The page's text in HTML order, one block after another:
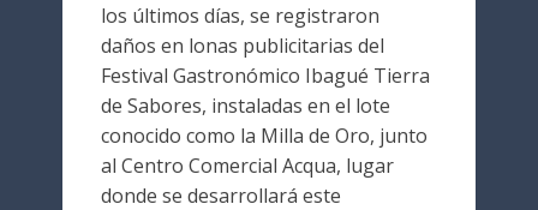
los últimos días, se registraron
daños en lonas publicitarias del
Festival Gastronómico Ibagué Tierra
de Sabores, instaladas en el lote
conocido como la Milla de Oro, junto
al Centro Comercial Acqua, lugar
donde se desarrollará este